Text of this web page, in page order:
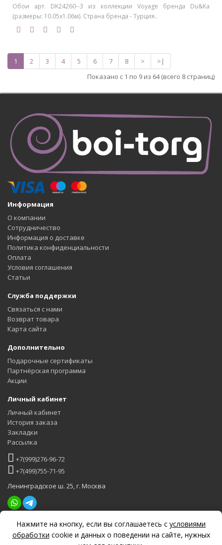
Нажмите на кнопку, если вы соглашаетесь с условиями
обработки cookie и данных о поведении на сайте, нужных
Обои арт. DK24260--3 из коллекции Voyage бренда Du&Ka
(размеры: 10.05х1.06м). Страна бренда - Турция..
1 2 3 4 5 6 7 8 >
>|
Показано с 1 по 9 из 64 (всего 8 страниц)
Информация
О компании
Сотрудничество
Информация о доставке
Политика конфиденциальности
Оплата
Условия соглашения
Статьи
Служба поддержки
Связаться с нами
Возврат товара
Карта сайта
Дополнительно
Подарочные сертификаты
Партнёрская программа
Акции
Личный кабинет
Личный кабинет
История заказа
Закладки
Рассылка
+7(999)276-96-72
+7(499)755-71-95
Ленинградское ш. 25, г. Москва
Задать вопрос